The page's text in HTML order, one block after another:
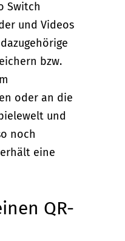
Switch
und Videos
bzw.
oder an die
und
noch
eine
QR-